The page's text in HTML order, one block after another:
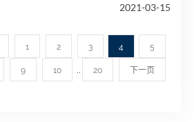
2021-03-15
1 2 3 4 5
9 10 .. 20 下一页